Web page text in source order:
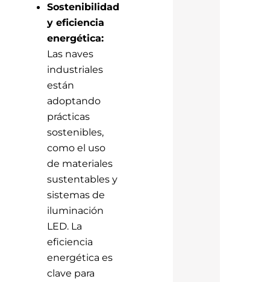
Sostenibilidad
y eficiencia
energética:
Las naves
industriales
están
adoptando
prácticas
sostenibles,
como el uso
de materiales
sustentables y
sistemas de
iluminación
LED. La
eficiencia
energética es
clave para